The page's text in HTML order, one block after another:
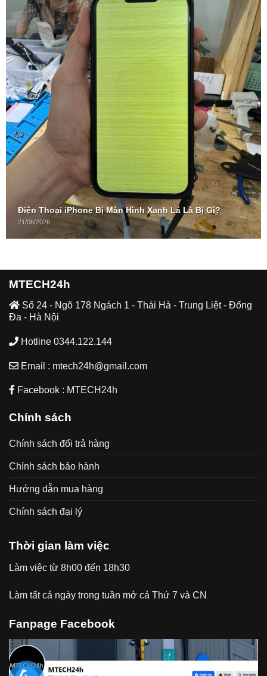
Điện Thoại iPhone Bị Màn Hình Xanh Lá Là Bị Gì?
21/06/2026
MTECH24h
Số 24 - Ngõ 178 Ngách 1 - Thái Hà - Trung Liệt - Đống
Đa - Hà Nội
Hotline 0344.122.144
Email : mtech24h@gmail.com
Facebook : MTECH24h
Chính sách
Chính sách đổi trả hàng
Chính sách bảo hành
Hướng dẫn mua hàng
Chính sách đại lý
Thời gian làm việc
Làm việc từ 8h00 đến 18h30
Làm tất cả ngày trong tuần mở cả Thứ 7 và CN
Fanpage Facebook